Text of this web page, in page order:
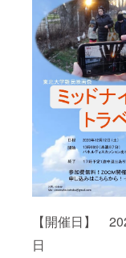
【開催日】
日